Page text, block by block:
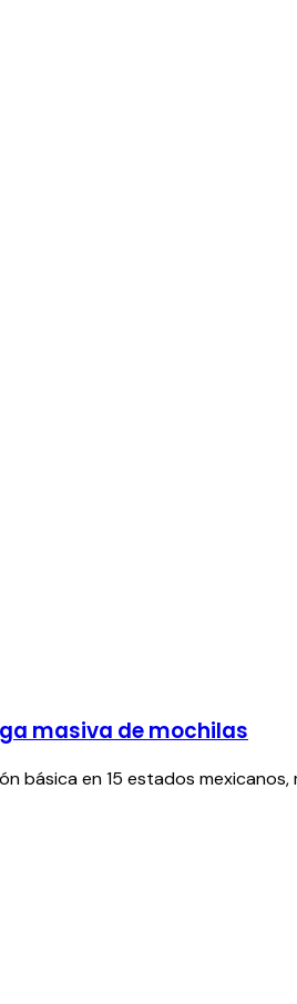
masiva de mochilas
básica en 15 estados